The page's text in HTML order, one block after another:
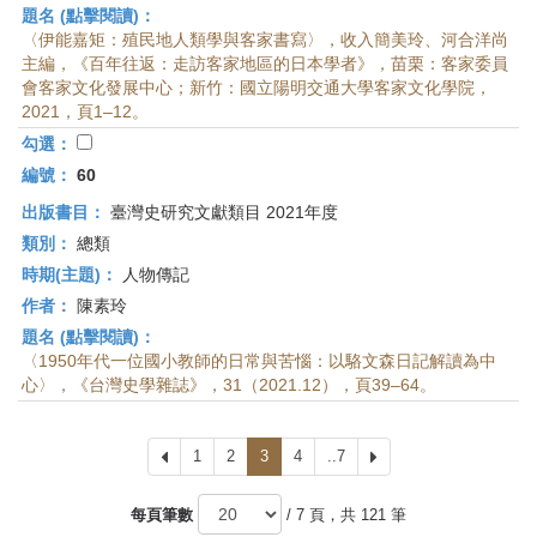
題名 (點擊閱讀)：
〈伊能嘉矩：殖民地人類學與客家書寫〉，收入簡美玲、河合洋尚
主編，《百年往返：走訪客家地區的日本學者》，苗栗：客家委員
會客家文化發展中心；新竹：國立陽明交通大學客家文化學院，
2021，頁1–12。
勾選：
編號： 60
出版書目： 臺灣史研究文獻類目 2021年度
類別： 總類
時期(主題)：
人物傳記
作者：
陳素玲
題名 (點擊閱讀)：
〈1950年代一位國小教師的日常與苦惱：以駱文森日記解讀為中
心〉，《台灣史學雜誌》，31（2021.12），頁39–64。
上
一
1 2 3 4 ..7
下
一
每頁筆數
/ 7 頁，共 121 筆